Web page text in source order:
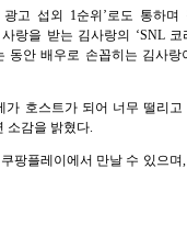
고 섭외 1순위’로도 통하
랑을 받는 김사랑의 ‘SNL
안 배우로 손꼽히는 김사랑
호스트가 되어 너무 떨리
소감을 밝혔다.
팡플레이에서 만날 수 있으